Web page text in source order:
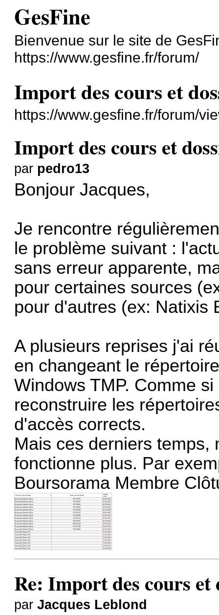
GesFine
Bienvenue sur le site de
https://www.gesfine.fr/forum/
Import des cours et
https://www.gesfine.fr/forum/
Import des cours et
par pedro13
Bonjour Jacques,
Je rencontre
le problème suivant :
sans erreur apparente,
pour certaines sources
pour d'autres (ex: Natixis
A plusieurs reprises j'ai
en changeant le
Windows TMP. Comme
reconstruire les
d'accès corrects.
Mais ces derniers temps,
fonctionne plus. Par
Boursorama Membre
Re: Import des cours
parJacques Leblond